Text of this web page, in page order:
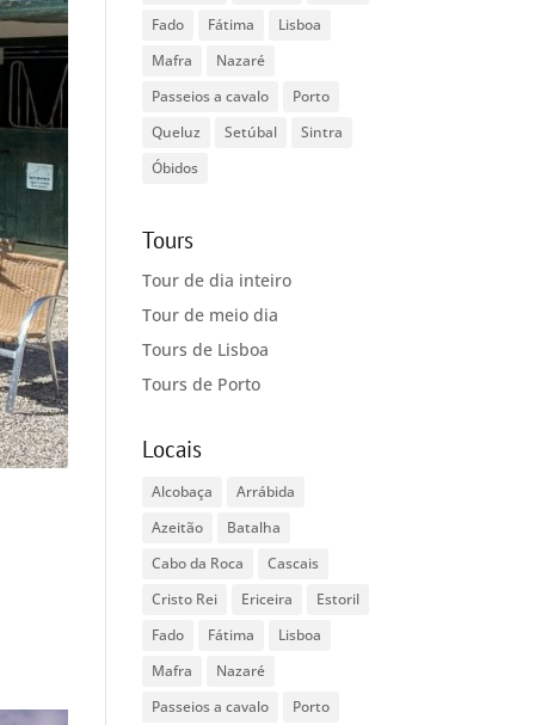
Fado
Fátima
Lisboa
Mafra
Nazaré
Passeios a cavalo
Porto
Queluz
Setúbal
Sintra
Óbidos
Tours
Tour de dia inteiro
Tour de meio dia
Tours de Lisboa
Tours de Porto
Locais
Alcobaça
Arrábida
Azeitão
Batalha
Cabo da Roca
Cascais
Cristo Rei
Ericeira
Estoril
Fado
Fátima
Lisboa
Mafra
Nazaré
Passeios a cavalo
Porto